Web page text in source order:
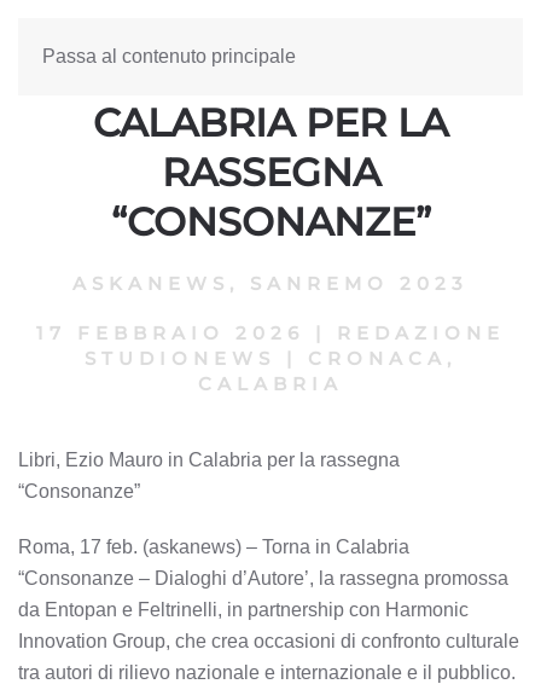
Passa al contenuto principale
LIBRI, EZIO MAURO IN
CALABRIA PER LA
RASSEGNA
“CONSONANZE”
ASKANEWS , SANREMO 2023
17 FEBBRAIO 2026 |
REDAZIONE
STUDIONEWS
| CRONACA,
CALABRIA
Libri, Ezio Mauro in Calabria per la rassegna
“Consonanze”
Roma, 17 feb. (askanews) – Torna in Calabria
“Consonanze – Dialoghi d’Autore’, la rassegna promossa
da Entopan e Feltrinelli, in partnership con Harmonic
Innovation Group, che crea occasioni di confronto culturale
tra autori di rilievo nazionale e internazionale e il pubblico.